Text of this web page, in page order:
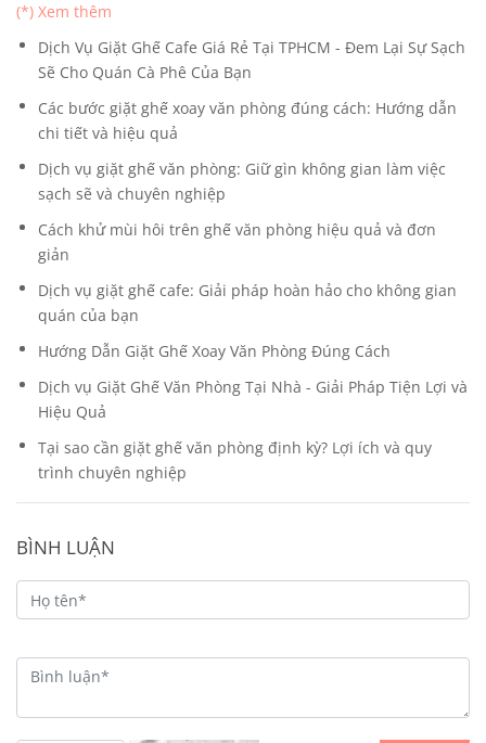
(*) Xem thêm
Dịch Vụ Giặt Ghế Cafe Giá Rẻ Tại TPHCM - Đem Lại Sự Sạch
Sẽ Cho Quán Cà Phê Của Bạn
Các bước giặt ghế xoay văn phòng đúng cách: Hướng dẫn
chi tiết và hiệu quả
Dịch vụ giặt ghế văn phòng: Giữ gìn không gian làm việc
sạch sẽ và chuyên nghiệp
Cách khử mùi hôi trên ghế văn phòng hiệu quả và đơn
giản
Dịch vụ giặt ghế cafe: Giải pháp hoàn hảo cho không gian
quán của bạn
Hướng Dẫn Giặt Ghế Xoay Văn Phòng Đúng Cách
Dịch vụ Giặt Ghế Văn Phòng Tại Nhà - Giải Pháp Tiện Lợi và
Hiệu Quả
Tại sao cần giặt ghế văn phòng định kỳ? Lợi ích và quy
trình chuyên nghiệp
BÌNH LUẬN